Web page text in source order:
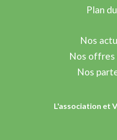
Plan
Nos
Nos offres
Nos
L'association et